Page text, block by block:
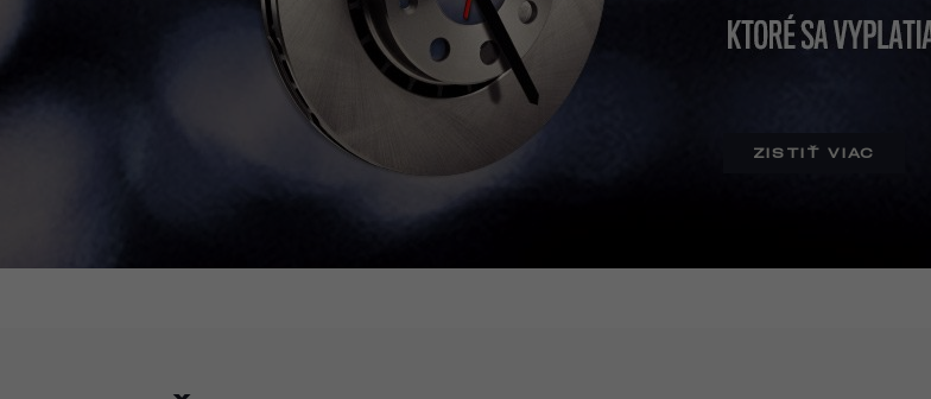
ZISTIŤ VIAC